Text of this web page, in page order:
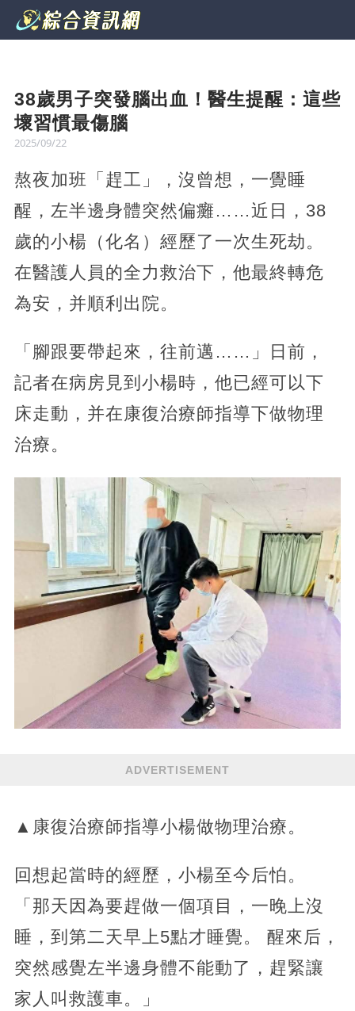
38歲男子突發腦出血！醫生提醒：這些
壞習慣最傷腦
2025/09/22
熬夜加班「趕工」，沒曾想，一覺睡
醒，左半邊身體突然偏癱……近日，38
歲的小楊（化名）經歷了一次生死劫。
在醫護人員的全力救治下，他最終轉危
為安，并順利出院。
「腳跟要帶起來，往前邁……」日前，
記者在病房見到小楊時，他已經可以下
床走動，并在康復治療師指導下做物理
治療。
ADVERTISEMENT
▲康復治療師指導小楊做物理治療。
回想起當時的經歷，小楊至今后怕。
「那天因為要趕做一個項目，一晚上沒
睡，到第二天早上5點才睡覺。 醒來后，
突然感覺左半邊身體不能動了，趕緊讓
家人叫救護車。」